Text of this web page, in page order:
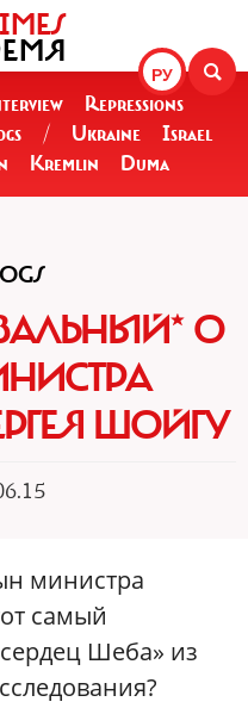
РУ
Repressions
/ Ukraine
Israel
Kremlin Duma
О
ШОЙГУ
министра
самый
Шеба» из